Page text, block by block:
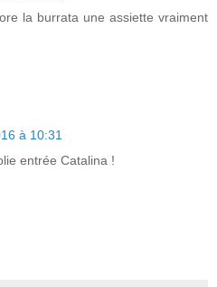
la burrata une assiette vraiment
à 10:31
entrée Catalina !